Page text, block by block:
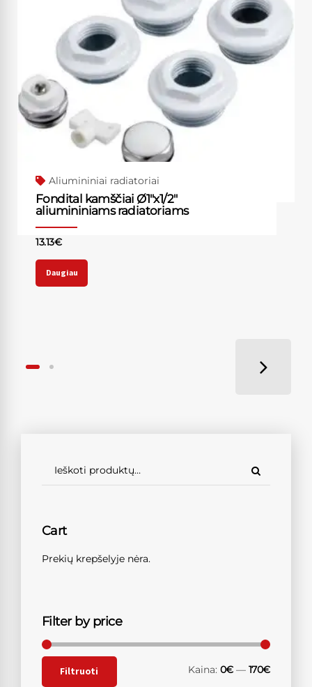
Aliumininiai radiatoriai
Fondital kamščiai Ø1″x1/2″
aliumininiams radiatoriams
13.13€
Daugiau
Cart
Prekių krepšelyje nėra.
Filter by price
Filtruoti Kaina: 0€— 170€